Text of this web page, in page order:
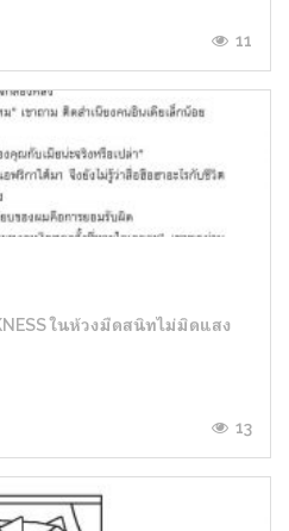
11
ในห้วงมืดสนิทไม่มิดแสง
13